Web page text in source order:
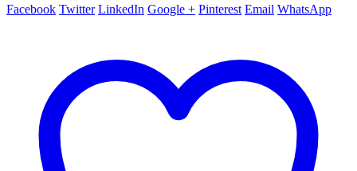
Facebook Twitter LinkedIn Google + Pinterest Email WhatsApp